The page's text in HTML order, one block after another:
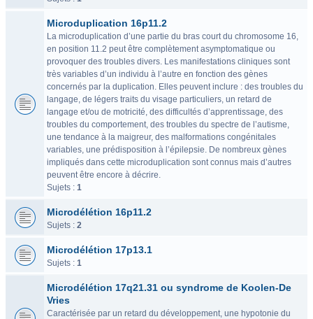
Microduplication 16p11.2
La microduplication d’une partie du bras court du chromosome 16,
en position 11.2 peut être complètement asymptomatique ou
provoquer des troubles divers. Les manifestations cliniques sont
très variables d’un individu à l’autre en fonction des gènes
concernés par la duplication. Elles peuvent inclure : des troubles du
langage, de légers traits du visage particuliers, un retard de
langage et/ou de motricité, des difficultés d’apprentissage, des
troubles du comportement, des troubles du spectre de l’autisme,
une tendance à la maigreur, des malformations congénitales
variables, une prédisposition à l’épilepsie. De nombreux gènes
impliqués dans cette microduplication sont connus mais d’autres
peuvent être encore à décrire.
Sujets : 1
Microdélétion 16p11.2
Sujets : 2
Microdélétion 17p13.1
Sujets : 1
Microdélétion 17q21.31 ou syndrome de Koolen-De
Vries
Caractérisée par un retard du développement, une hypotonie du